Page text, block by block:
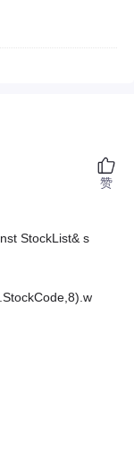
StockList& s
赞